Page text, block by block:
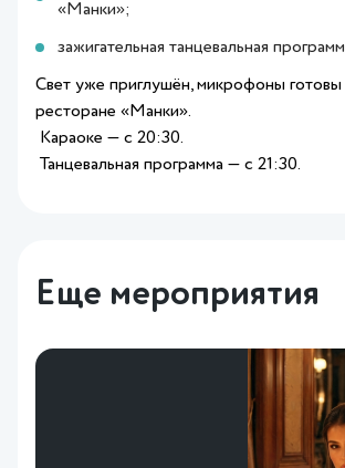
«Манки»;
зажигательная танцевальная
Свет уже приглушён, микрофоны
ресторане «Манки».
Караоке — с 20:30.
Танцевальная программа — с 21:30.
Еще мероприятия